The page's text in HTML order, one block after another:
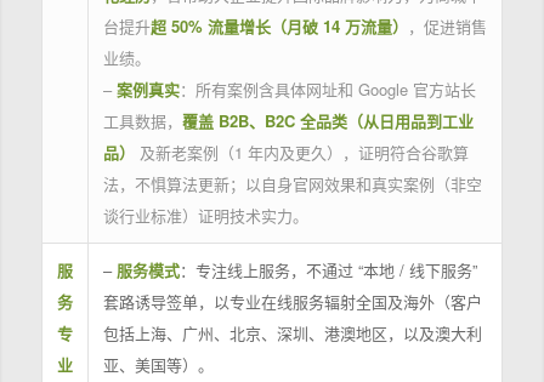
台提升超 50% 流量增长（月破 14 万流量） ，促进销售
业绩。
– 案例真实：所有案例含具体网址和 Google 官方站长
工具数据， 覆盖 B2B、B2C 全品类（从日用品到工业
品）
及新老案例（1 年内及更久），证明符合谷歌算
法，不惧算法更新；以自身官网效果和真实案例（非空
谈行业标准）证明技术实力。
服
务
专
业
– 服务模式：专注线上服务，不通过 “本地 / 线下服务”
套路诱导签单，以专业在线服务辐射全国及海外（客户
包括上海、广州、北京、深圳、港澳地区，以及澳大利
亚、美国等）。